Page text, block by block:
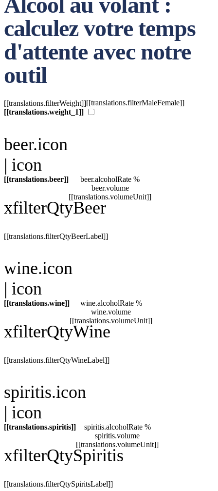
calculez votre temps
d'attente avec notre
outil
[[translations.filterWeight]]
[[translations.weight_1]]
[[translations.filterMaleFemale]]
beer.icon
| icon
[[translations.beer]] beer.alcoholRate %
beer.volume
[[translations.volumeUnit]]
xfilterQtyBeer
[[translations.filterQtyBeerLabel]]
wine.icon
| icon
[[translations.wine]] wine.alcoholRate%
wine.volume
[[translations.volumeUnit]]
xfilterQtyWine
[[translations.filterQtyWineLabel]]
spiritis.icon
| icon
[[translations.spiritis]] spiritis.alcoholRate%
spiritis.volume
[[translations.volumeUnit]]
xfilterQtySpiritis
[[translations.filterQtySpiritsLabel]]